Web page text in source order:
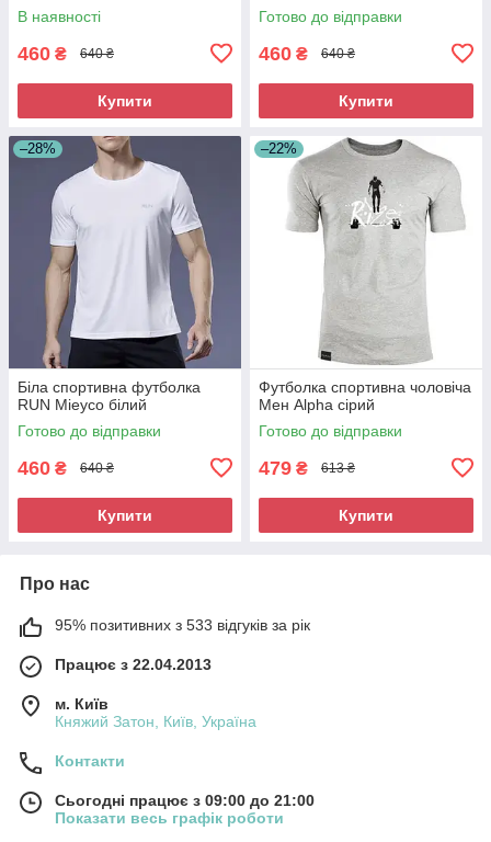
В наявності
460 ₴ 640 ₴
Купити
Готово до відправки
460 ₴ 640 ₴
Купити
–28%
Біла спортивна футболка
RUN Mieyco білий
Готово до відправки
460 ₴ 640 ₴
Купити
–22%
Футболка спортивна чоловіча
Мен Alpha сірий
Готово до відправки
479 ₴ 613 ₴
Купити
Про нас
95% позитивних з 533 відгуків за рік
Працює з 22.04.2013
м. Київ
Княжий Затон, Київ, Україна
Контакти
Сьогодні працює з 09:00 до 21:00
Показати весь графік роботи